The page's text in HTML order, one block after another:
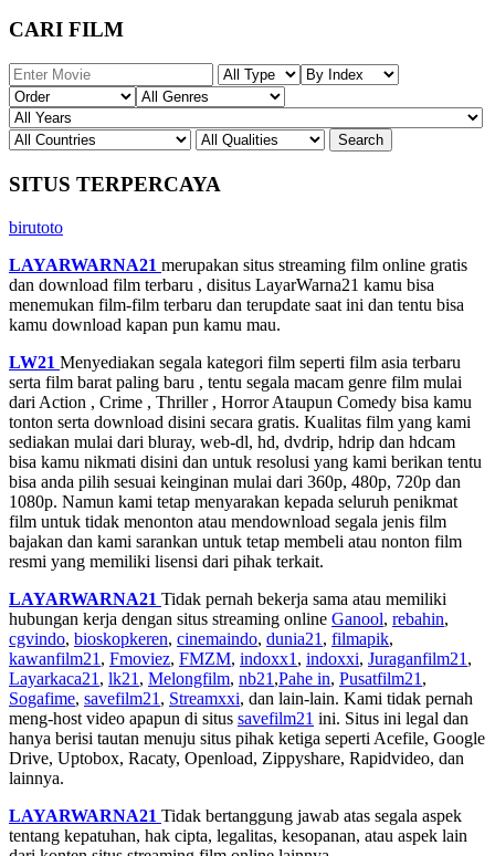
CARI FILM
SITUS TERPERCAYA
birutoto
LAYARWARNA21 merupakan situs streaming film online gratis
dan download film terbaru , disitus LayarWarna21 kamu bisa
menemukan film-film terbaru dan terupdate saat ini dan tentu bisa
kamu download kapan pun kamu mau.
LW21 Menyediakan segala kategori film seperti film asia terbaru
serta film barat paling baru , tentu segala macam genre film mulai
dari Action , Crime , Thriller , Horror Ataupun Comedy bisa kamu
tonton serta download disini secara gratis. Kualitas film yang kami
sediakan mulai dari bluray, web-dl, hd, dvdrip, hdrip dan hdcam
bisa kamu nikmati disini dan untuk resolusi yang kami berikan tentu
bisa anda pilih sesuai keinginan mulai dari 360p, 480p, 720p dan
1080p. Namun kami tetap menyarakan kepada seluruh penikmat
film untuk tidak menonton atau mendownload segala jenis film
bajakan dan kami sarankan untuk tetap membeli atau nonton film
resmi yang memiliki lisensi dari pihak terkait.
LAYARWARNA21 Tidak pernah bekerja sama atau memiliki
hubungan kerja dengan situs streaming online Ganool, rebahin,
cgvindo, bioskopkeren, cinemaindo, dunia21 , filmapik,
kawanfilm21 , Fmoviez, FMZM, indoxx1 , indoxxi, Juraganfilm21 ,
Layarkaca21 , lk21 , Melongfilm, nb21 ,Pahe in, Pusatfilm21 ,
Sogafime, savefilm21 , Streamxxi, dan lain-lain. Kami tidak pernah
meng-host video apapun di situs savefilm21 ini. Situs ini legal dan
hanya berisi tautan menuju situs pihak ketiga seperti Acefile, Google
Drive, Uptobox, Racaty, Openload, Zippyshare, Rapidvideo, dan
lainnya.
LAYARWARNA21 Tidak bertanggung jawab atas segala aspek
tentang kepatuhan, hak cipta, legalitas, kesopanan, atau aspek lain